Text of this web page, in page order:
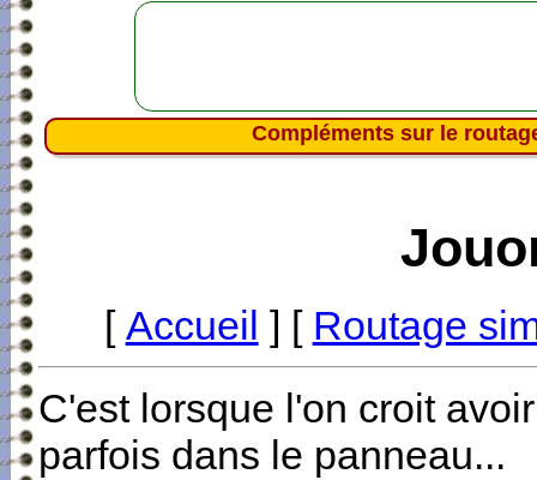
Compléments sur le
[ Accueil ] [ Routage
C'est lorsque l'on croit
parfois dans le panneau...